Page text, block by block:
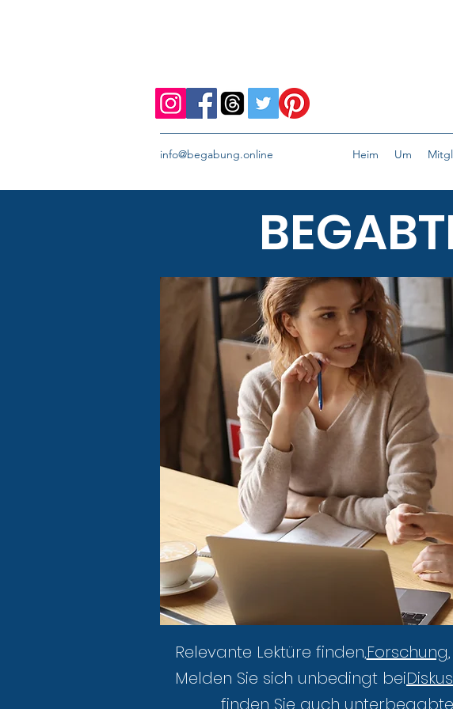
info@begabung.online Heim Um
Relevante Lektüre finden,Forschung
Melden Sie sich unbedingt bei
finden Sie auch unter